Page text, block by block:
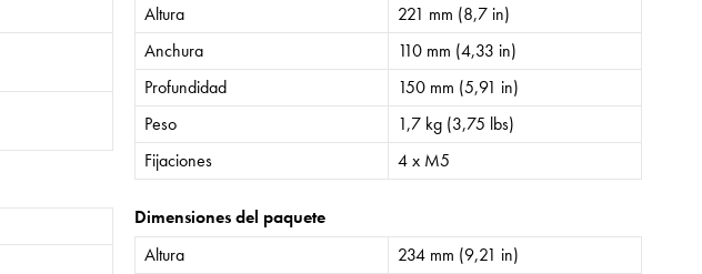
Altura
221 mm (8,7 in)
Anchura
110 mm (4,33 in)
Profundidad
150 mm (5,91 in)
Peso
1,7 kg (3,75 lbs)
Fijaciones
4 x M5
Dimensiones del paquete
Altura
234 mm (9,21 in)